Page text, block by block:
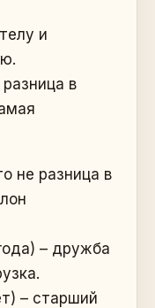
и
разница в
не разница в
– дружба
– старший